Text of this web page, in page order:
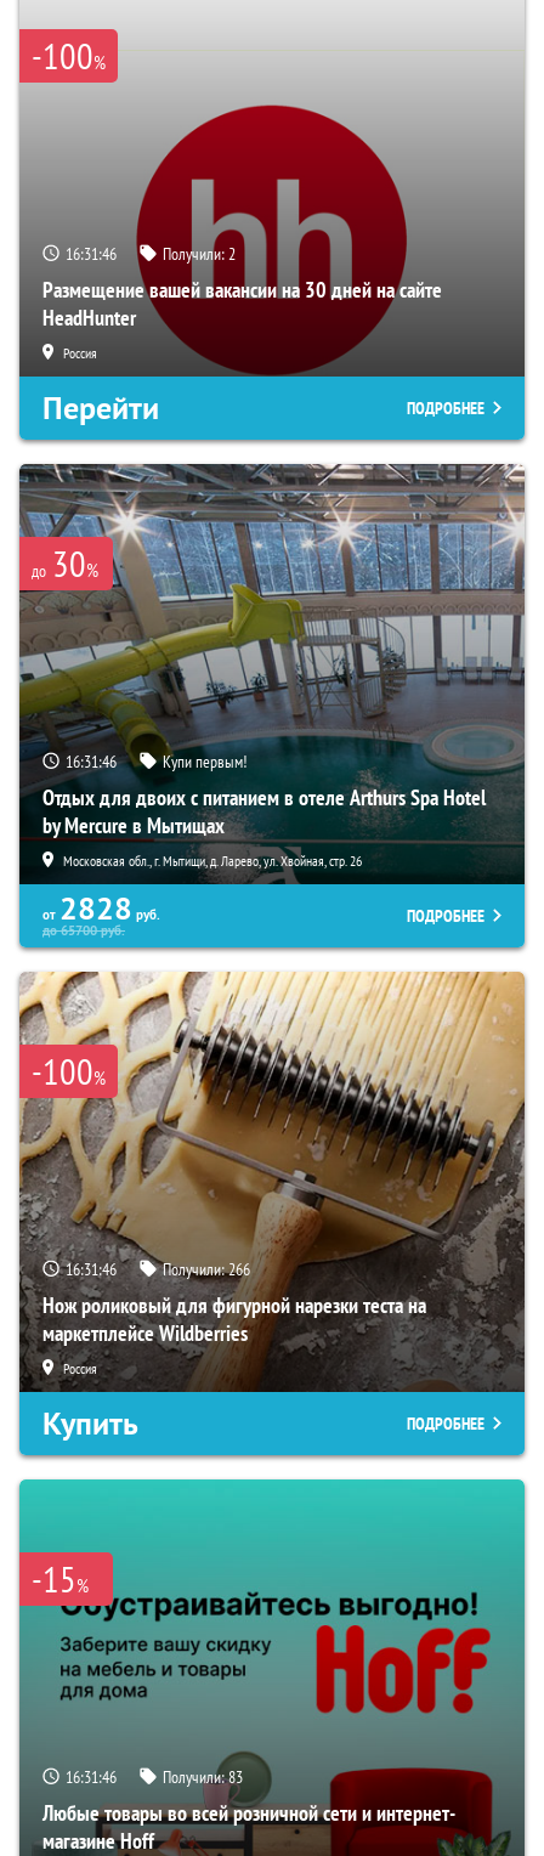
-100%
16:31:45 Получили:2
Размещение вашей вакансии на 30 дней на сайте
HeadHunter
Россия
Перейти ПОДРОБНЕЕ
до 30%
16:31:45 Купи первым!
Отдых для двоих с питанием в отеле Arthurs Spa Hotel
by Mercure в Мытищах
Московская обл., г. Мытищи, д. Ларево, ул. Хвойная, стр. 26
от 2828 руб.
до65700руб.
ПОДРОБНЕЕ
-100%
16:31:45 Получили:266
Нож роликовый для фигурной нарезки теста на
маркетплейсе Wildberries
Россия
Купить ПОДРОБНЕЕ
-15%
16:31:45 Получили:83
Любые товары во всей розничной сети и интернет-
магазине Hoff